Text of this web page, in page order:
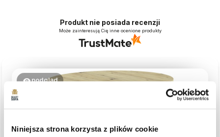
Niniejsza strona korzysta z plików cookie
Produkt nie posiada recenzji
Może zainteresują Cię inne ocenione produkty
podgląd